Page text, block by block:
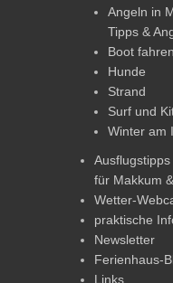
Angeln in
Tipps &
Boot fahren
Hunde
Strand
Surf und
Winter am
für Makkum
Wetter-
praktische
Newsletter
Ferienhaus-
Links